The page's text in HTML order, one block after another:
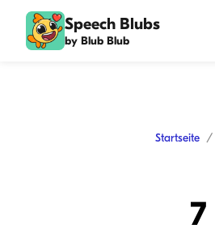
Speech Blubs
by Blub Blub
Startseite